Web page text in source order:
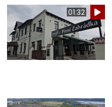
01:32